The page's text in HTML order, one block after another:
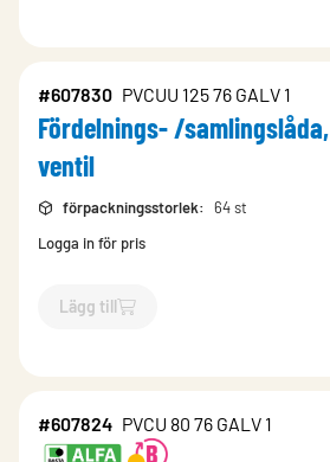
#607830 PVCUU 125 76 GALV 1
Fördelnings- /
ventil
förpackningsstorlek:
64 st
Logga in för pris
Lägg till
`$Lägg till
#607824 PVCU 80 76 GALV 1